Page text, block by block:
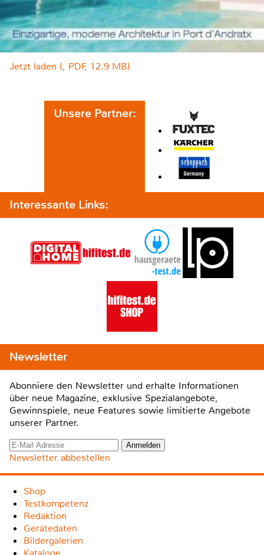
Jetzt laden (, PDF, 12.9 MB)
Unsere Partner:
Interessante Links:
Newsletter
Abonniere den Newsletter und erhalte Informationen
über neue Magazine, exklusive Spezialangebote,
Gewinnspiele, neue Features sowie limitierte Angebote
unserer Partner.
Newsletter abbestellen
Shop
Testkompetenz
Redaktion
Gerätedaten
Bildergalerien